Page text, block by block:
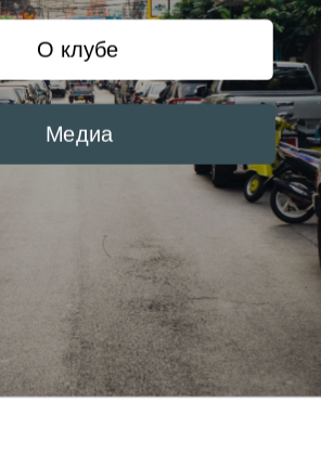
О клубе
Медиа